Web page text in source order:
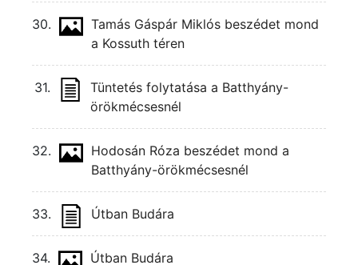
30.
Tamás Gáspár Miklós beszédet mond
a Kossuth téren
31.
Tüntetés folytatása a Batthyány-
örökmécsesnél
32.
Hodosán Róza beszédet mond a
Batthyány-örökmécsesnél
33. Útban Budára
34. Útban Budára